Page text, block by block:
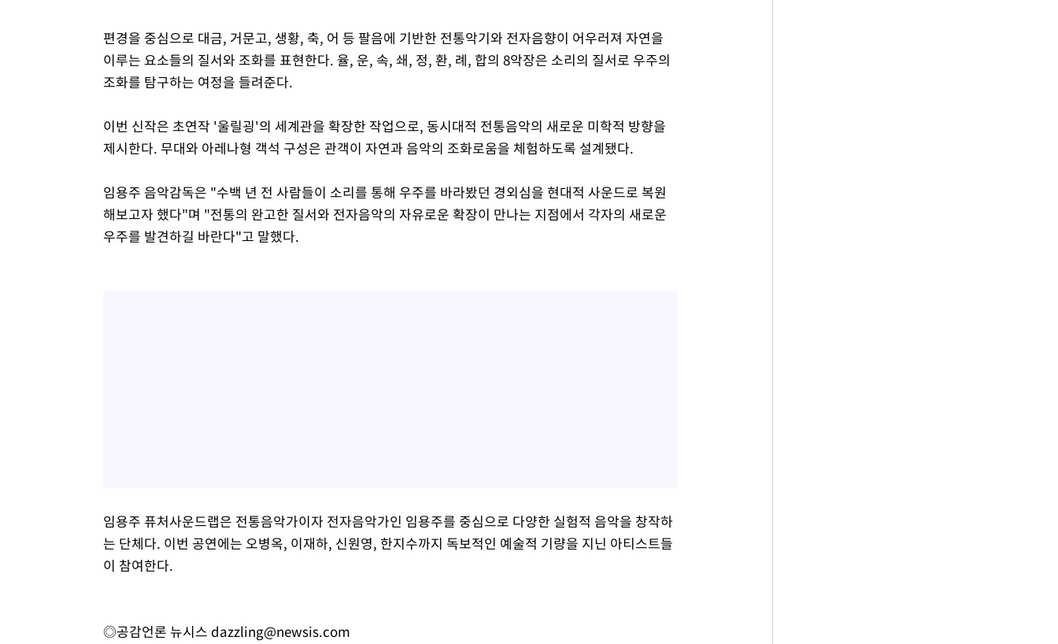
편경을 중심으로 대금, 거문고, 생황, 축, 어 등 팔음에 기반한 전통악기와 전자음향이 어우러져 자연을
이루는 요소들의 질서와 조화를 표현한다. 율, 운, 속, 쇄, 정, 환, 례, 합의 8악장은 소리의 질서로 우주의
조화를 탐구하는 여정을 들려준다.
이번 신작은 초연작 '울릴굉'의 세계관을 확장한 작업으로, 동시대적 전통음악의 새로운 미학적 방향을
제시한다. 무대와 아레나형 객석 구성은 관객이 자연과 음악의 조화로움을 체험하도록 설계됐다.
임용주 음악감독은 "수백 년 전 사람들이 소리를 통해 우주를 바라봤던 경외심을 현대적 사운드로 복원
해보고자 했다"며 "전통의 완고한 질서와 전자음악의 자유로운 확장이 만나는 지점에서 각자의 새로운
우주를 발견하길 바란다"고 말했다.
임용주 퓨처사운드랩은 전통음악가이자 전자음악가인 임용주를 중심으로 다양한 실험적 음악을 창작하
는 단체다. 이번 공연에는 오병옥, 이재하, 신원영, 한지수까지 독보적인 예술적 기량을 지닌 아티스트들
이 참여한다.
◎공감언론 뉴시스 dazzling@newsis.com